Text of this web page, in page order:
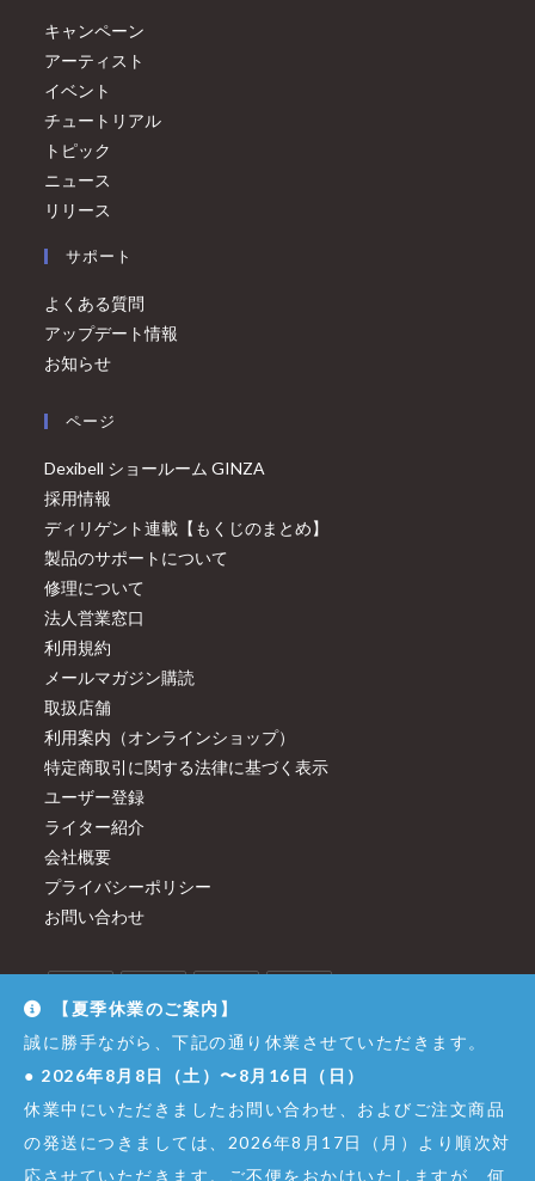
キャンペーン
アーティスト
イベント
チュートリアル
トピック
ニュース
リリース
サポート
よくある質問
アップデート情報
お知らせ
ページ
Dexibell ショールーム GINZA
採用情報
ディリゲント連載【もくじのまとめ】
製品のサポートについて
修理について
法人営業窓口
利用規約
メールマガジン購読
取扱店舗
利用案内（オンラインショップ）
特定商取引に関する法律に基づく表示
ユーザー登録
ライター紹介
会社概要
プライバシーポリシー
お問い合わせ
【夏季休業のご案内】
誠に勝手ながら、下記の通り休業させていただきます。
● 2026年8月8日（土）〜8月16日（日）
休業中にいただきましたお問い合わせ、およびご注文商品
の発送につきましては、2026年8月17日（月）より順次対
応させていただきます。ご不便をおかけいたしますが、何